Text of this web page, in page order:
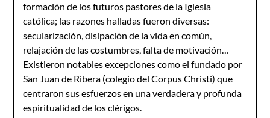
formación de los futuros pastores de la Iglesia
católica; las razones halladas fueron diversas:
secularización, disipación de la vida en común,
relajación de las costumbres, falta de motivación…
Existieron notables excepciones como el fundado por
San Juan de Ribera (colegio del Corpus Christi) que
centraron sus esfuerzos en una verdadera y profunda
espiritualidad de los clérigos.